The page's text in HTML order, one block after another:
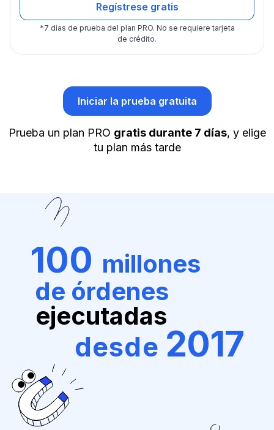
Regístrese gratis
*7 días de prueba del plan PRO. No se requiere tarjeta
de crédito.
Iniciar la prueba gratuita
Prueba un plan PRO gratis durante 7 días, y elige
tu plan más tarde
100 millones
de órdenes
ejecutadas
desde 2017